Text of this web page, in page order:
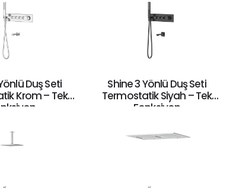
Duş Seti
Krom – Tek
Shine 3 Yönlü Duş Seti
Termostatik Siyah – Tek
Fonksiyon